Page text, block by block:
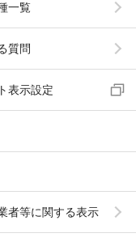
一覧
質問
表示設定
者等に関する表示